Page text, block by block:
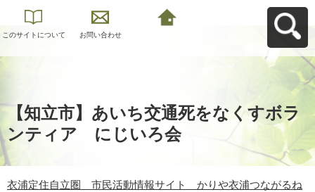
このサイトについて お問い合わせ
【知立市】あいち交通死をなくすボラ
ンティア にじいろ会
衣浦定住自立圏 市民活動情報サイト かりや衣浦つながるね